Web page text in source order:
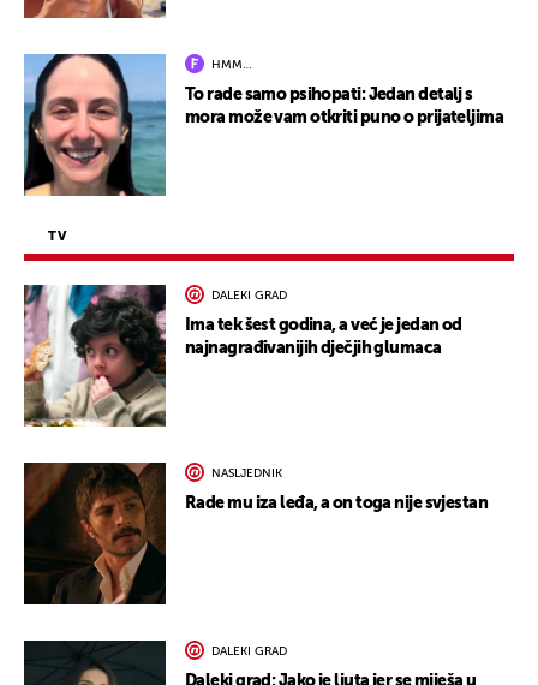
HMM…
To rade samo psihopati: Jedan detalj s
mora može vam otkriti puno o prijateljima
TV
DALEKI GRAD
Ima tek šest godina, a već je jedan od
najnagrađivanijih dječjih glumaca
NASLJEDNIK
Rade mu iza leđa, a on toga nije svjestan
DALEKI GRAD
Daleki grad: Jako je ljuta jer se miješa u